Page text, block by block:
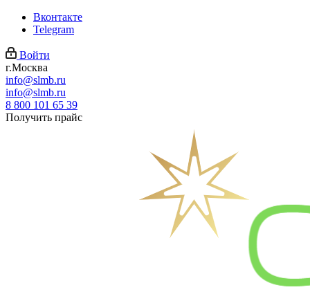
Вконтакте
Telegram
Войти
г.Москва
info@slmb.ru
info@slmb.ru
8 800 101 65 39
Получить прайс